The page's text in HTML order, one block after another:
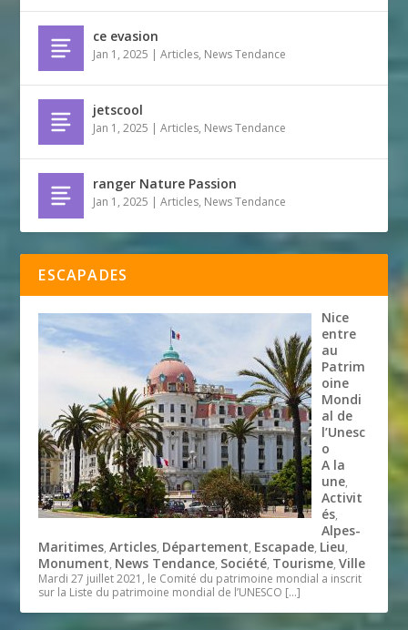
ce evasion
Jan 1, 2025 |Articles, News Tendance
jetscool
Jan 1, 2025 |Articles, News Tendance
ranger Nature Passion
Jan 1, 2025 |Articles, News Tendance
ESCAPADES
Nice
entre
au
Patrim
oine
Mondi
al de
l’Unesc
o
A la
une,
Activit
és,
Alpes-
Maritimes,Articles, Département, Escapade, Lieu,
Monument, News Tendance, Société, Tourisme,Ville
Mardi 27 juillet 2021, le Comité du patrimoine mondial a inscrit
sur la Liste du patrimoine mondial de l’UNESCO […]